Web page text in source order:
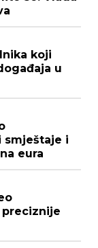
koji
u
smještaje i
eura
preciznije